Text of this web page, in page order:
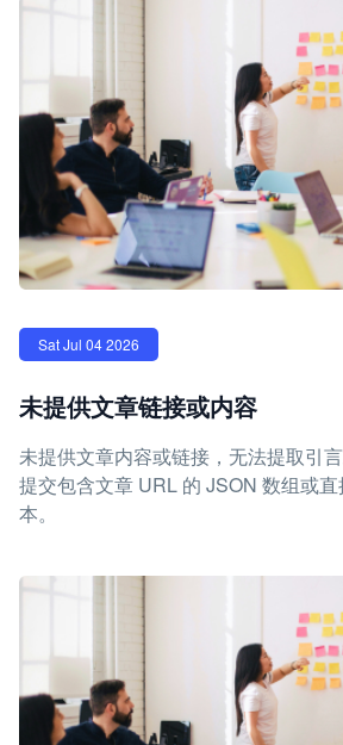
Sat Jul 04 2026
未提供文章链接或内容
未提供文章内容或链接，无法提取引
提交包含文章 URL 的 JSON 数组或
本。